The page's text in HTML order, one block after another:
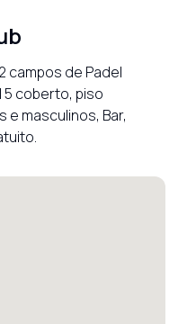
campos de Padel
5 coberto, piso
masculinos, Bar,